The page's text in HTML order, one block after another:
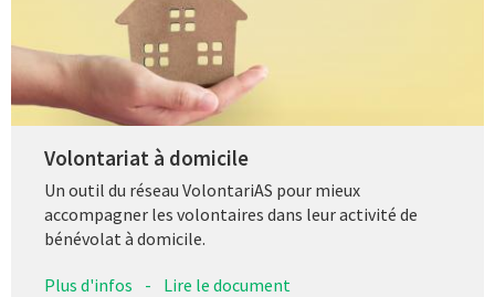
Volontariat à domicile
Un outil du réseau VolontariAS pour mieux
accompagner les volontaires dans leur activité de
bénévolat à domicile.
Plus d'infos - Lire le document